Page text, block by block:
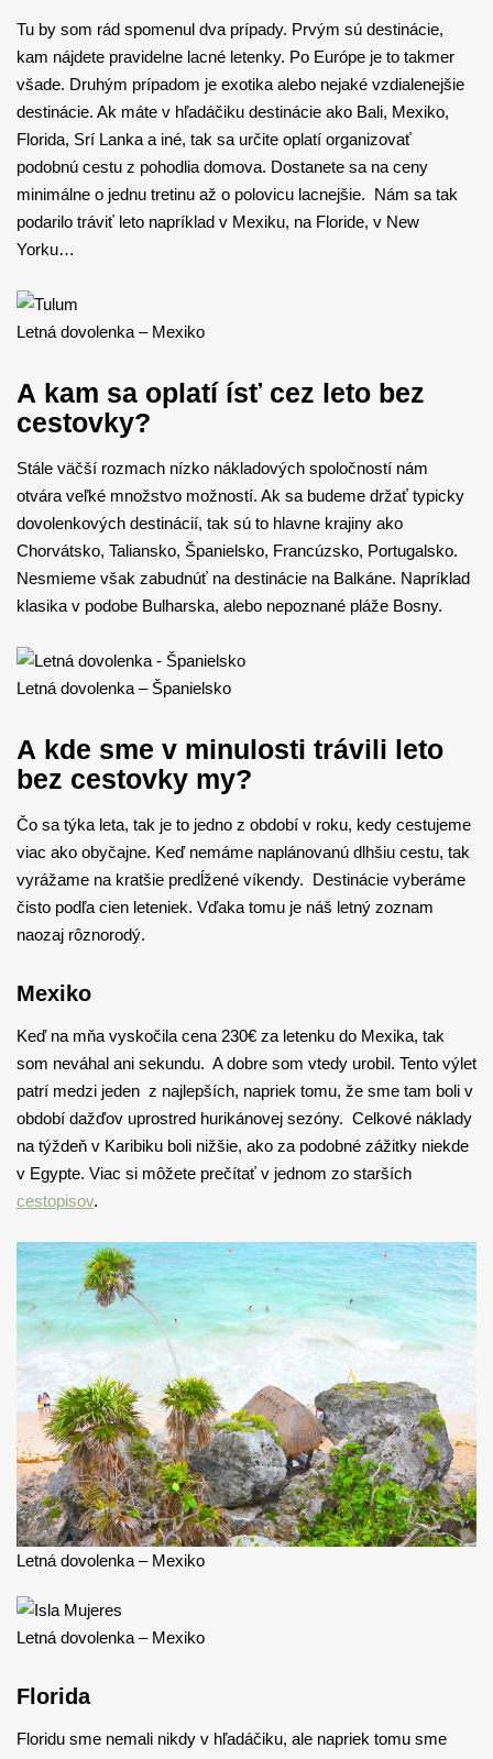
Tu by som rád spomenul dva prípady. Prvým sú destinácie,
kam nájdete pravidelne lacné letenky. Po Európe je to takmer
všade. Druhým prípadom je exotika alebo nejaké vzdialenejšie
destinácie. Ak máte v hľadáčiku destinácie ako Bali, Mexiko,
Florida, Srí Lanka a iné, tak sa určite oplatí organizovať
podobnú cestu z pohodlia domova. Dostanete sa na ceny
minimálne o jednu tretinu až o polovicu lacnejšie. Nám sa tak
podarilo tráviť leto napríklad v Mexiku, na Floride, v New
Yorku…
Letná dovolenka – Mexiko
A kam sa oplatí ísť cez leto bez
cestovky?
Stále väčší rozmach nízko nákladových spoločností nám
otvára veľké množstvo možností. Ak sa budeme držať typicky
dovolenkových destinácií, tak sú to hlavne krajiny ako
Chorvátsko, Taliansko, Španielsko, Francúzsko, Portugalsko.
Nesmieme však zabudnúť na destinácie na Balkáne. Napríklad
klasika v podobe Bulharska, alebo nepoznané pláže Bosny.
Letná dovolenka – Španielsko
A kde sme v minulosti trávili leto
bez cestovky my?
Čo sa týka leta, tak je to jedno z období v roku, kedy cestujeme
viac ako obyčajne. Keď nemáme naplánovanú dlhšiu cestu, tak
vyrážame na kratšie predĺžené víkendy. Destinácie vyberáme
čisto podľa cien leteniek. Vďaka tomu je náš letný zoznam
naozaj rôznorodý.
Mexiko
Keď na mňa vyskočila cena 230€ za letenku do Mexika, tak
som neváhal ani sekundu. A dobre som vtedy urobil. Tento výlet
patrí medzi jeden z najlepších, napriek tomu, že sme tam boli v
období dažďov uprostred hurikánovej sezóny. Celkové náklady
na týždeň v Karibiku boli nižšie, ako za podobné zážitky niekde
v Egypte. Viac si môžete prečítať v jednom zo starších
cestopisov.
Letná dovolenka – Mexiko
Letná dovolenka – Mexiko
Florida
Floridu sme nemali nikdy v hľadáčiku, ale napriek tomu sme